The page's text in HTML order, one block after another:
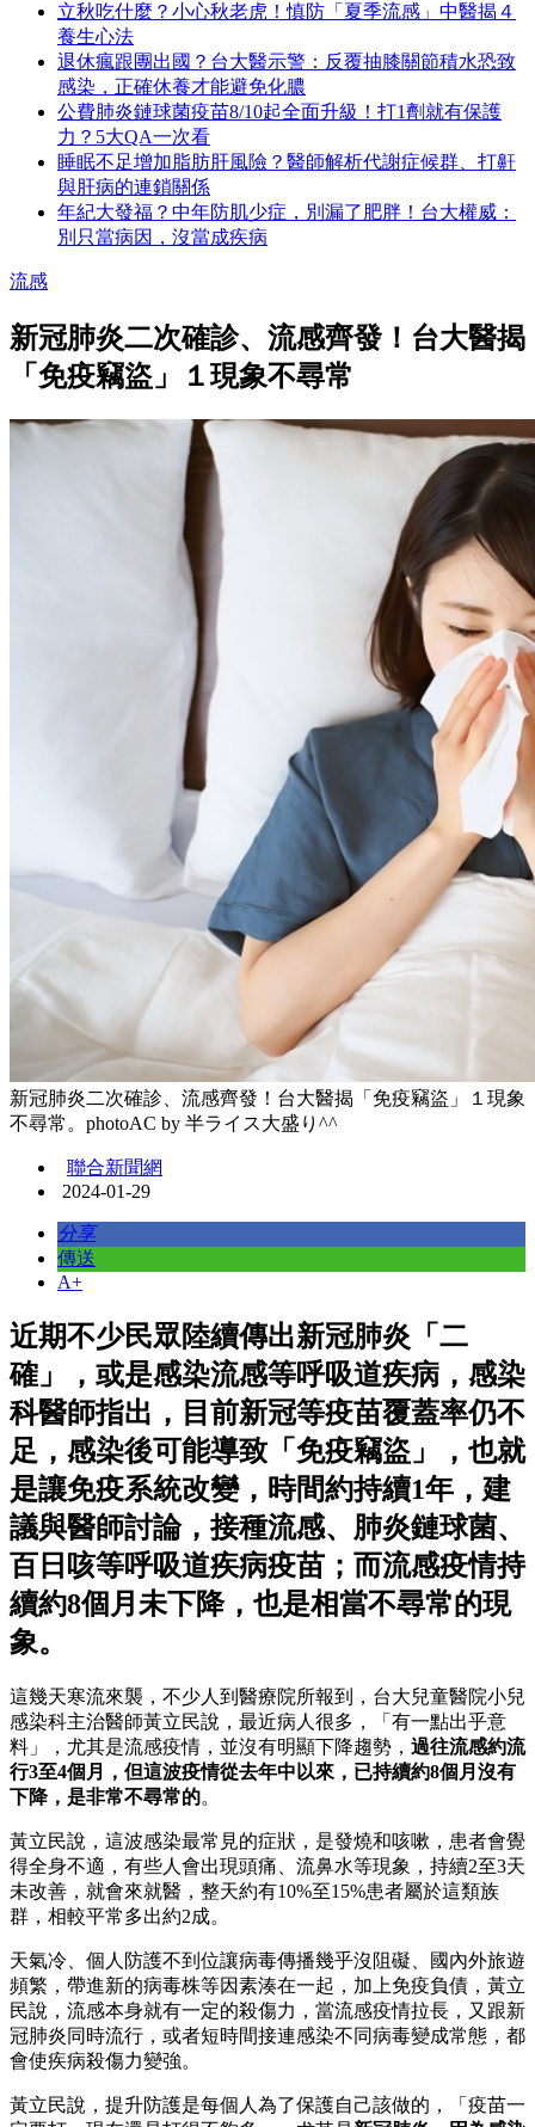
立秋吃什麼？小心秋老虎！慎防「夏季流感」中醫揭４
養生心法
退休瘋跟團出國？台大醫示警：反覆抽膝關節積水恐致
感染，正確休養才能避免化膿
公費肺炎鏈球菌疫苗8/10起全面升級！打1劑就有保護
力？5大QA一次看
睡眠不足增加脂肪肝風險？醫師解析代謝症候群、打鼾
與肝病的連鎖關係
年紀大發福？中年防肌少症，別漏了肥胖！台大權威：
別只當病因，沒當成疾病
流感
新冠肺炎二次確診、流感齊發！台大醫揭
「免疫竊盜」１現象不尋常
新冠肺炎二次確診、流感齊發！台大醫揭「免疫竊盜」１現象
不尋常。photoAC by 半ライス大盛り^^
聯合新聞網
2024-01-29
分享
傳送
A+
近期不少民眾陸續傳出新冠肺炎「二
確」，或是感染流感等呼吸道疾病，感染
科醫師指出，目前新冠等疫苗覆蓋率仍不
足，感染後可能導致「免疫竊盜」，也就
是讓免疫系統改變，時間約持續1年，建
議與醫師討論，接種流感、肺炎鏈球菌、
百日咳等呼吸道疾病疫苗；而流感疫情持
續約8個月未下降，也是相當不尋常的現
象。
這幾天寒流來襲，不少人到醫療院所報到，台大兒童醫院小兒
感染科主治醫師黃立民說，最近病人很多，「有一點出乎意
料」，尤其是流感疫情，並沒有明顯下降趨勢， 過往流感約流
行3至4個月，但這波疫情從去年中以來，已持續約8個月沒有
下降，是非常不尋常的。
黃立民說，這波感染最常見的症狀，是發燒和咳嗽，患者會覺
得全身不適，有些人會出現頭痛、流鼻水等現象，持續2至3天
未改善，就會來就醫，整天約有10%至15%患者屬於這類族
群，相較平常多出約2成。
天氣冷、個人防護不到位讓病毒傳播幾乎沒阻礙、國內外旅遊
頻繁，帶進新的病毒株等因素湊在一起，加上免疫負債，黃立
民說，流感本身就有一定的殺傷力，當流感疫情拉長，又跟新
冠肺炎同時流行，或者短時間接連感染不同病毒變成常態，都
會使疾病殺傷力變強。
黃立民說，提升防護是每個人為了保護自己該做的，「疫苗一